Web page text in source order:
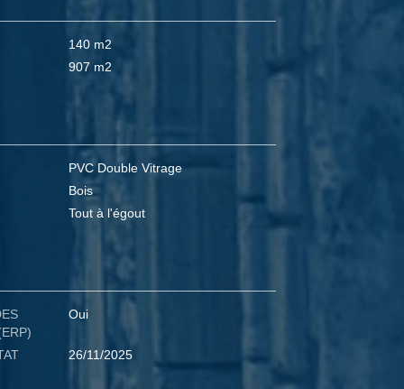
140 m2
907 m2
PVC Double Vitrage
Bois
Tout à l'égout
Oui
26/11/2025